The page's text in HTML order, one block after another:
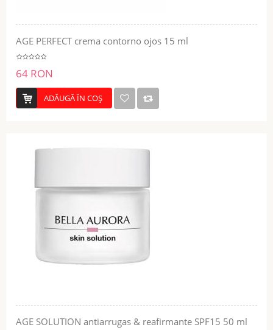
AGE PERFECT crema contorno ojos 15 ml
64 RON
ADĂUGĂ ÎN COŞ
AGE SOLUTION antiarrugas & reafirmante SPF15 50 ml